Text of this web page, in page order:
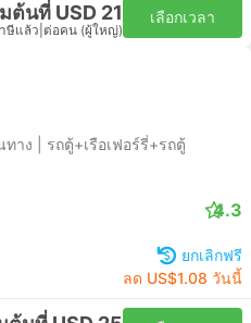
มต้นที่ USD 21
ษีแล้ว ต่อคน (ผู้ใหญ่)
เลือกเวลา
าง | รถตู้+เรือเฟอร์รี่+รถตู้
4.3
ยกเลิกฟรี
ลด US$1.08 วันนี้